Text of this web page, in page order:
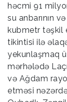
həcmi 91
su anbarının
kubmetr təşkil
tikintisi ilə
yekunlaşmaq
mərhələdə
və Ağdam
etməsi